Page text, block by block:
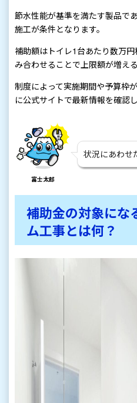
節水性能が基準を満たす製品で
施工が条件となります。
補助額はトイレ1台あたり数万
み合わせることで上限額が増え
制度によって実施期間や予算枠
に公式サイトで最新情報を確認
富士太郎
状況にあわせ
補助金の対象にな
ム工事とは何？